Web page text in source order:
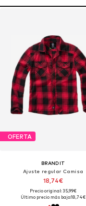
OFERTA
BRANDIT
Ajuste regular Camisa
18,74€
Precio original: 35,99€
Último precio más bajo:18,74€